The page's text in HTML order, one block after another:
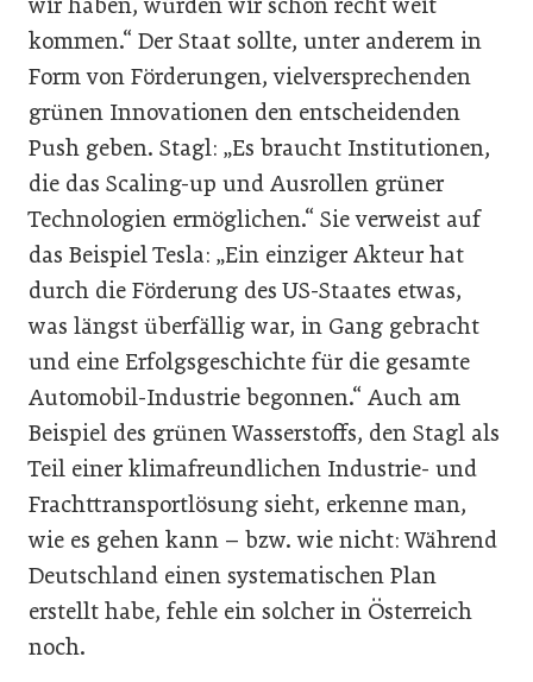
kommen.“ Der Staat sollte, unter anderem in
Form von Förderungen, vielversprechenden
grünen Innovationen den entscheidenden
Push geben. Stagl: „Es braucht Institutionen,
die das Scaling-up und Ausrollen grüner
Technologien ermöglichen.“ Sie verweist auf
das Beispiel Tesla: „Ein einziger Akteur hat
durch die Förderung des US-Staates etwas,
was längst überfällig war, in Gang gebracht
und eine Erfolgsgeschichte für die gesamte
Automobil-Industrie begonnen.“ Auch am
Beispiel des grünen Wasserstoffs, den Stagl als
Teil einer klimafreundlichen Industrie- und
Frachttransportlösung sieht, erkenne man,
wie es gehen kann – bzw. wie nicht: Während
Deutschland einen systematischen Plan
erstellt habe, fehle ein solcher in Österreich
noch.